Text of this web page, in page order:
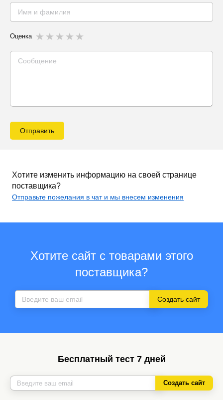
Оценка
Отправить
Хотите изменить информацию на своей странице
поставщика?
Отправьте пожелания в чат и мы внесем изменения
Хотите сайт с товарами этого
поставщика?
Создать сайт
Бесплатный тест 7 дней
Создать сайт